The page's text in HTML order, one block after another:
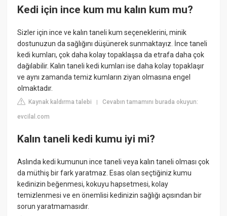
Kedi için ince kum mu kalın kum mu?
Sizler için ince ve kalın taneli kum seçeneklerini, minik
dostunuzun da sağlığını düşünerek sunmaktayız. İnce taneli
kedi kumları, çok daha kolay topaklaşsa da etrafa daha çok
dağılabilir. Kalın taneli kedi kumları ise daha kolay topaklaşır
ve aynı zamanda temiz kumların ziyan olmasına engel
olmaktadır.
Kaynak kaldırma talebi |Cevabın tamamını burada okuyun:
evcilal.com
Kalın taneli kedi kumu iyi mi?
Aslında kedi kumunun ince taneli veya kalın taneli olması çok
da müthiş bir fark yaratmaz. Esas olan seçtiğiniz kumu
kedinizin beğenmesi, kokuyu hapsetmesi, kolay
temizlenmesi ve en önemlisi kedinizin sağlığı açısından bir
sorun yaratmamasıdır.